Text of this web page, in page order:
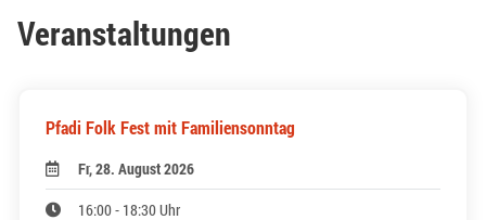
Veranstaltungen
Pfadi Folk Fest mit Familiensonntag
Fr, 28. August 2026
16:00 - 18:30 Uhr